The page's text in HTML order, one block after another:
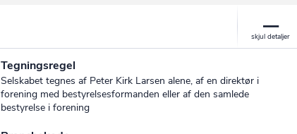
Tegningsregel
Selskabet tegnes af Peter Kirk Larsen alene, af en direktør i
forening med bestyrelsesformanden eller af den samlede
bestyrelse i forening